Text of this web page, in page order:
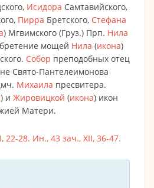
Исидора Самтавийского,
Пирра Бретского, Стефана
) Мгвимского (Груз.) Прп. Нила
мощей Нила (икона)
Собор преподобных отец
Свято-Пантелеимонова
Михаила пресвитера.
) и Жировицкой (икона) икон
Матери.
22-28. Ин., 43 зач., XII, 36-47.